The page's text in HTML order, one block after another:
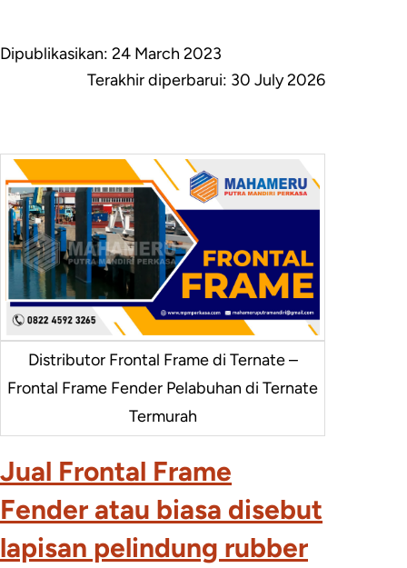
Dipublikasikan: 24 March 2023
Terakhir diperbarui: 30 July 2026
Distributor Frontal Frame di Ternate –
Frontal Frame Fender Pelabuhan di Ternate
Termurah
Jual Frontal Frame
Fender atau biasa disebut
lapisan pelindung rubber